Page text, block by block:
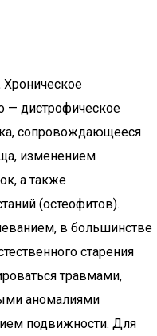
Хроническое
— дистрофическое
сопровождающееся
изменением
а также
(остеофитов).
в большинстве
старения
травмами,
аномалиями
подвижности. Для